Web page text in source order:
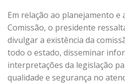
Em relação ao planejamento e
Comissão, o presidente
divulgar a existência da
todo o estado, disseminar
interpretações da legislação
qualidade e segurança no